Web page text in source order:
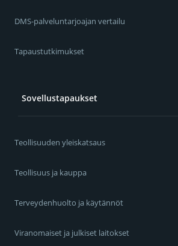
DMS-palveluntarjoajan vertailu
Tapaustutkimukset
Sovellustapaukset
Teollisuuden yleiskatsaus
Teollisuus ja kauppa
Terveydenhuolto ja käytännöt
Viranomaiset ja julkiset laitokset